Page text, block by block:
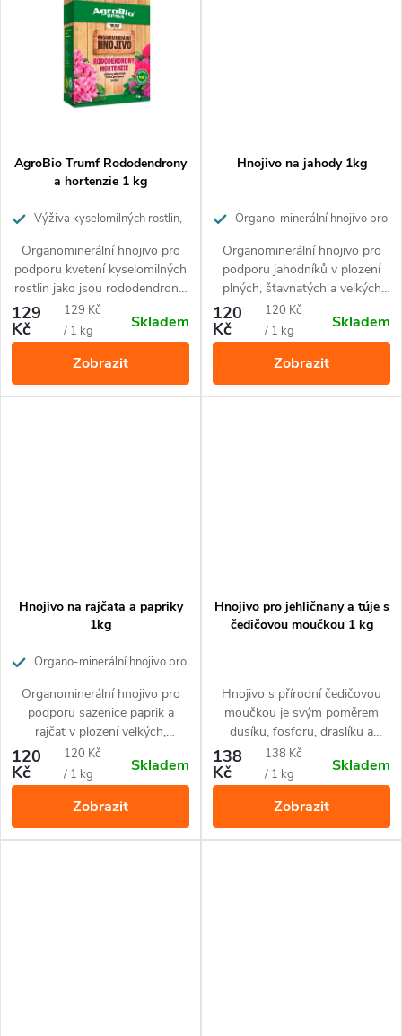
AgroBio Trumf Rododendrony
a hortenzie 1 kg
Výživa kyselomilných rostlin,
Organominerální hnojivo pro
podporu kvetení kyselomilných
rostlin jako jsou rododendrony,
hortenzie, azalky, a jiné.
129
Kč
Měrná
cena:
129 Kč
/ 1 kg
Skladem
Zobrazit
Hnojivo na jahody 1kg
Organo-minerální hnojivo pro
Organominerální hnojivo pro
podporu jahodníků v plození
plných, šťavnatých a velkých
plodů. Hnojivo je vhodné pro
všechny druhy jahod
pěstovaných v nádobách i ve
volné půdě, ale také pro
drobnoplodé ovoce jako jsou
maliny, ostružiny, rybíz nebo
120
Kč
Měrná
cena:
120 Kč
/ 1 kg
Skladem
Zobrazit
Hnojivo na rajčata a papriky
1kg
Organo-minerální hnojivo pro
Organominerální hnojivo pro
podporu sazenice paprik a
rajčat v plození velkých,
probarvených a zdravých plodů.
Hnojivo je vhodné pro všechny
druhy rajčat a paprik
pěstovaných v nádobách i ve
volné půdě. Díky svému
unikátnímu složení uvolňuje
120
Kč
Měrná
cena:
120 Kč
/ 1 kg
Skladem
Zobrazit
Hnojivo pro jehličnany a túje s
čedičovou moučkou 1 kg
Hnojivo s přírodní čedičovou
moučkou je svým poměrem
dusíku, fosforu, draslíku a
železa přizpůsobené pro
všechny druhy jehličnanů a tújí.
138
Kč
Měrná
cena:
138 Kč
/ 1 kg
Skladem
Zobrazit